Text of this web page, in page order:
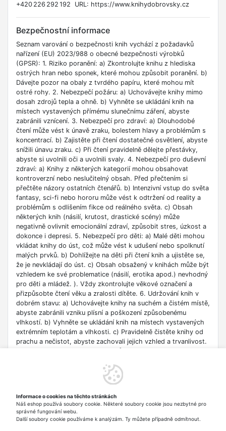
+420 226 292 192 URL: https://www.knihydobrovsky.cz
Bezpečnostní informace
Seznam varování o bezpečnosti knih vychází z požadavků
nařízení (EU) 2023/988 o obecné bezpečnosti výrobků
(GPSR): 1. Riziko poranění: a) Zkontrolujte knihu z hlediska
ostrých hran nebo sponek, které mohou způsobit poranění. b)
Dávejte pozor na obaly z tvrdého papíru, které mohou mít
ostré rohy. 2. Nebezpečí požáru: a) Uchovávejte knihy mimo
dosah zdrojů tepla a ohně. b) Vyhněte se ukládání knih na
místech vystavených přímému slunečnímu záření, abyste
zabránili vznícení. 3. Nebezpečí pro zdraví: a) Dlouhodobé
čtení může vést k únavě zraku, bolestem hlavy a problémům s
koncentrací. b) Zajistěte při čtení dostatečné osvětlení, abyste
snížili únavu zraku. c) Při čtení pravidelně dělejte přestávky,
abyste si uvolnili oči a uvolnili svaly. 4. Nebezpečí pro duševní
zdraví: a) Knihy z některých kategorií mohou obsahovat
kontroverzní nebo neslučitelný obsah. Před přečtením si
přečtěte názory ostatních čtenářů. b) Intenzivní vstup do světa
fantasy, sci-fi nebo hororu může vést k odtržení od reality a
problémům s odlišením fikce od reálného světa. c) Obsah
některých knih (násilí, krutost, drastické scény) může
negativně ovlivnit emocionální zdraví, způsobit stres, úzkost a
dokonce i depresi. 5. Nebezpečí pro děti: a) Malé děti mohou
vkládat knihy do úst, což může vést k udušení nebo spolknutí
malých prvků. b) Dohlížejte na děti při čtení knih a ujistěte se,
že je nevkládají do úst. c) Obsah obsažený v knihách může být
vzhledem ke své problematice (násilí, erotika apod.) nevhodný
pro děti a mládež. ). Vždy zkontrolujte věkové označení a
přizpůsobte čtení věku a zralosti dítěte. 6. Udržování knih v
dobrém stavu: a) Uchovávejte knihy na suchém a čistém místě,
abyste zabránili vzniku plísní a poškození způsobenému
vlhkostí. b) Vyhněte se ukládání knih na místech vystavených
extrémním teplotám a vlhkosti. c) Pravidelně čistěte knihy od
prachu a nečistot, abyste zachovali jejich vzhled a trvanlivost.
vzdělávací nebo profesní účely. b) Věnujte pozornost datu
vydání, protože znalosti v některých oblastech se rychle
zdrojů uvedených v knize buďte opatrní a dodržujte pravidla
bezpečnosti na síti. 8. Autorská práva: a) Dodržujte autorská
práva obsahu zpřístupněného v knize.
Informace o cookies na těchto stránkách
Náš eshop používá soubory cookie. Některé soubory cookie jsou nezbytné pro
správné fungování webu.
Další soubory cookie používáme k analýzám. Ty můžete případně odmítnout.